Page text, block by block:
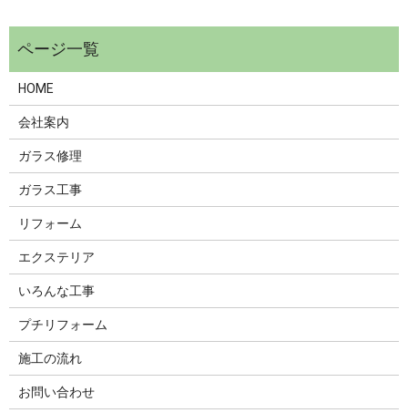
HOME
会社案内
ガラス修理
ガラス工事
リフォーム
エクステリア
いろんな工事
プチリフォーム
施工の流れ
お問い合わせ